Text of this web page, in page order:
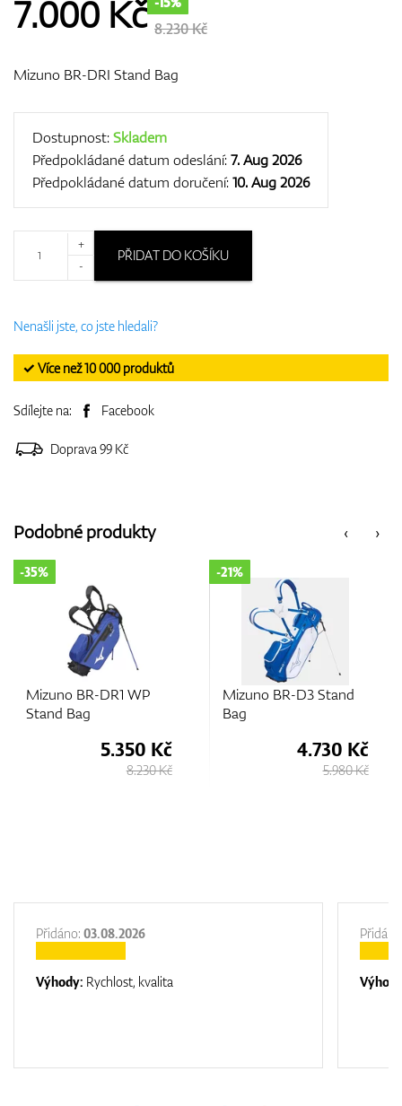
Dárkové poukazy
7.000 Kč 8.230 Kč
Mizuno BR-DRI Stand Bag
Dostupnost:Skladem
Předpokládané datum odeslání:7. Aug 2026
Předpokládané datum doručení:10. Aug 2026
+
-
PŘIDAT DO KOŠÍKU
Nenašli jste, co jste hledali?
✓ Více než 10 000 produktů
Sdílejte na: Facebook
Doprava 99 Kč
‹
Podobné produkty ›
WP
Mizuno BR-D3 Stand
Mizuno BR-
Přidáno: 03.08.2026
Výhody: Rychlost, kvalita